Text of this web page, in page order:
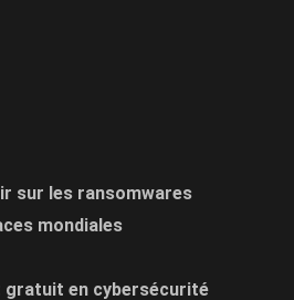
sur les ransomwares
mondiales
en cybersécurité